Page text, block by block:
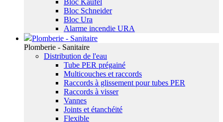
Bloc Kaufel
Bloc Schneider
Bloc Ura
Alarme incendie URA
Plomberie - Sanitaire
Plomberie - Sanitaire
Distribution de l'eau
Tube PER prégainé
Multicouches et raccords
Raccords à glissement pour tubes PER
Raccords à visser
Vannes
Joints et étanchéité
Flexible